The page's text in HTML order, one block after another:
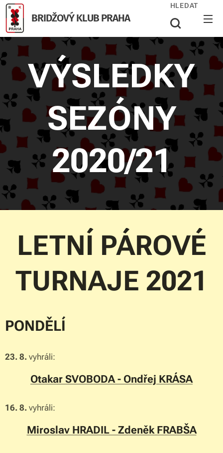
BRIDŽOVÝ KLUB PRAHA
HLEDAT
VÝSLEDKY
SEZÓNY
2020/21
LETNÍ PÁROVÉ
TURNAJE 2021
PONDĚLÍ
23. 8. vyhráli:
Otakar SVOBODA - Ondřej KRÁSA
16. 8. vyhráli:
Miroslav HRADIL - Zdeněk FRABŠA